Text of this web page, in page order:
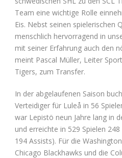
Team eine wichtige Rolle
Eis. Nebst seinen spielerischen
menschlich hervorragend in
mit seiner Erfahrung auch den
meint Pascal Müller, Leiter
Tigers, zum Transfer.
In der abgelaufenen Saison
Verteidiger für Luleå in 56
war Lepistö neun Jahre lang in
und erreichte in 529 Spielen
194 Assists). Für die
Chicago Blackhawks und die